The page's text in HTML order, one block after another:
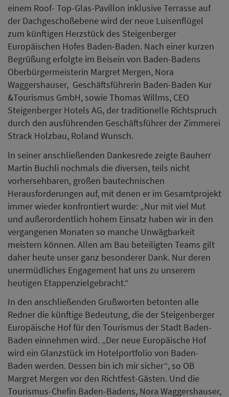
In seiner anschließenden Dankesrede zeigte Bauherr
Martin Buchli nochmals die diversen, teils nicht
vorhersehbaren, großen bautechnischen
Herausforderungen auf, mit denen er im Gesamtprojekt
immer wieder konfrontiert wurde: „Nur mit viel Mut
und außerordentlich hohem Einsatz haben wir in den
vergangenen Monaten so manche Unwägbarkeit
meistern können. Allen am Bau beteiligten Teams gilt
daher heute unser ganz besonderer Dank. Nur deren
unermüdliches Engagement hat uns zu unserem
heutigen Etappenzielgebracht.“
In den anschließenden Grußworten betonten alle
Redner die künftige Bedeutung, die der Steigenberger
Europäische Hof für den Tourismus der Stadt Baden-
Baden einnehmen wird. „Der neue Europäische Hof
wird ein Glanzstück im Hotelportfolio von Baden-
Baden werden. Dessen bin ich mir sicher“, so OB
Margret Mergen vor den Richtfest-Gästen. Und die
Tourismus-Chefin Baden-Badens, Nora Waggershauser,
ergänzt: „Wir können es kaum erwarten, dass der
Europäische Hof Baden-Baden seine Tore wieder
öffnet. Dieses neue Hotel im Luxussegment wird uns
helfen, Baden-Baden auch weiterhin als Top Standort
weltweit zu vermarkten. Der Europäische Hof stärkt die
Strahlkraft von Baden-Baden auch im internationalen
Wettbewerb.“
Auch für Thomas Willms, CEO Steigenberger Hotels AG,
wird der Steigenberger Europäischer Hof Baden-Baden
2020 seinen ursprünglichen Grandhotel-Charakter